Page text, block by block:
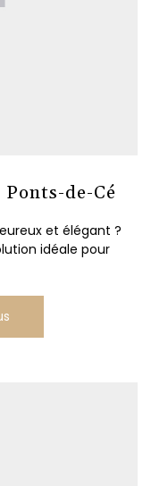
de-Cé
et élégant ?
idéale pour